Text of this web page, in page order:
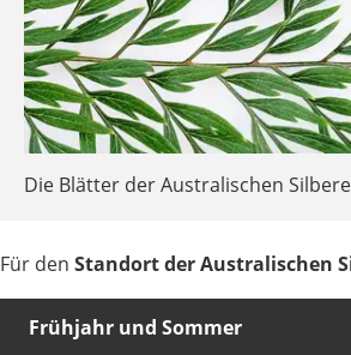
Die Blätter der Australischen
Für denStandort der Australischen
Frühjahr und Sommer